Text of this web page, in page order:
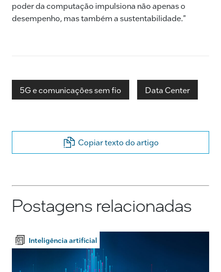
poder da computação impulsiona não apenas o
desempenho, mas também a sustentabilidade."
5G e comunicações sem fio Data Center
Copiar texto do artigo
Postagens relacionadas
Inteligência artificial